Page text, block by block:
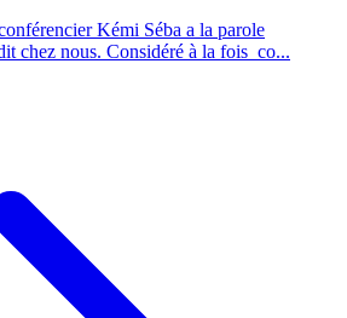
Kémi Séba a la parole
chez nous. Considéré à la fois co...